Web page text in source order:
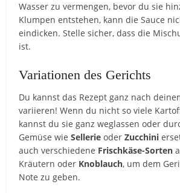
Wasser zu vermengen, bevor du sie
Klumpen entstehen, kann die Sauce
eindicken. Stelle sicher, dass die
ist.
Variationen des Gerichts
Du kannst das Rezept ganz nach
variieren! Wenn du nicht so viele
kannst du sie ganz weglassen oder
Gemüse wieSellerie oderZucchini
auch verschiedene Frischkäse-Sorten
Kräutern oder Knoblauch, um dem
Note zu geben.